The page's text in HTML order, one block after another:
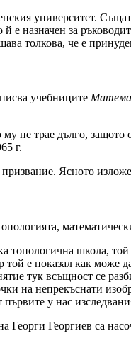
университет.
е назначен за
толкова, че е
учебниците
не трае дълго,
г.
Ясното
топологична школа,
той е показал как
тук всъщност се
на непрекъснати
у нас
Георги Георгиев са